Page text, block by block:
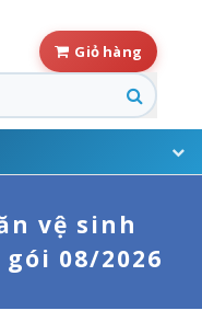
Giỏ hàng
vệ sinh
08/2026